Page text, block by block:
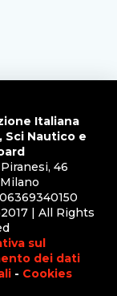
Italiana
Sci Nautico e
46
| All Rights
sul
dei dati
- Cookies